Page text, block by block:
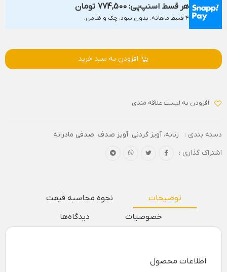
هر قسط اسنپ‌پی: 774,500 تومان
۴ قسط ماهانه. بدون سود، چک و ضامن.
افزودن به سبد خرید
افزودن به لیست علاقه مندی
دسته بندی : زنانه،آویز گردنی،آویز صدف، صدفی مادرانه
اشتراک گذاری :
توضیحات
نحوه محاسبه قیمت
خصوصیات
دیدگاه‌ها
اطلاعات محصول